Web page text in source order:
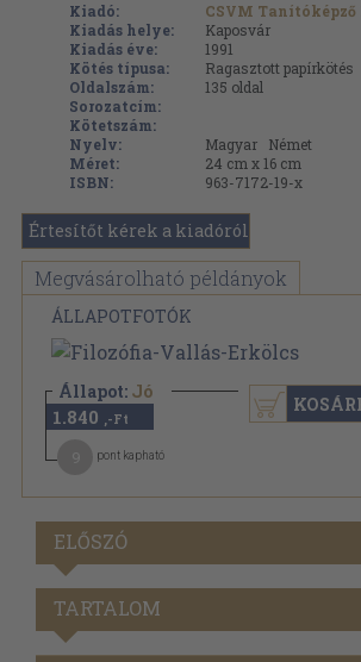
Kiadó:
CSVM Tanítóképző
Kiadás helye:
Kaposvár
Kiadás éve:
1991
Kötés típusa:
Ragasztott papírkötés
Oldalszám:
135 oldal
Sorozatcím:
Kötetszám:
Nyelv:
Magyar
Német
Méret:
24 cm x 16 cm
ISBN:
963-7172-19-x
Értesítőt kérek a kiadóról
Megvásárolható példányok
ÁLLAPOTFOTÓK
Állapot: Jó
1.840 ,-Ft
pont kapható
ELŐSZÓ
TARTALOM